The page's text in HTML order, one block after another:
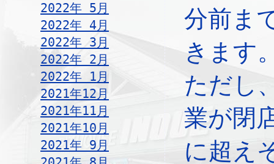
2022年 5月
2022年 4月
2022年 3月
2022年 2月
2022年 1月
2021年12月
2021年11月
2021年10月
2021年 9月
分前ま
きます
ただし
業が閉
に超え